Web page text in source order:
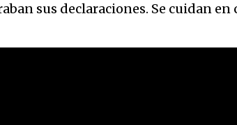
sus declaraciones. Se cuidan en